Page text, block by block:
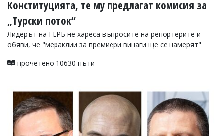
Конституцията, те му предлагат комисия за
„Турски поток“
Лидерът на ГЕРБ не хареса въпросите на репортерите и
обяви, че "мераклии за премиери винаги ще се намерят"
прочетено 10630 пъти